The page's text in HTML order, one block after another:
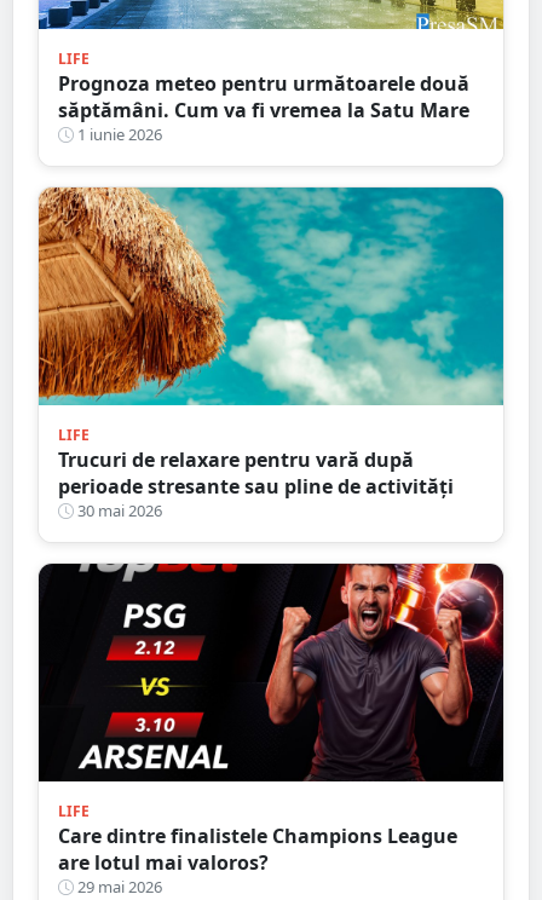
LIFE
Prognoza meteo pentru următoarele două
săptămâni. Cum va fi vremea la Satu Mare
1 iunie 2026
LIFE
Trucuri de relaxare pentru vară după
perioade stresante sau pline de activități
30 mai 2026
LIFE
Care dintre finalistele Champions League
are lotul mai valoros?
29 mai 2026